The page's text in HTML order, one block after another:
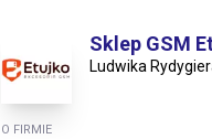
Sklep GSM
Ludwika
O FIRMIE